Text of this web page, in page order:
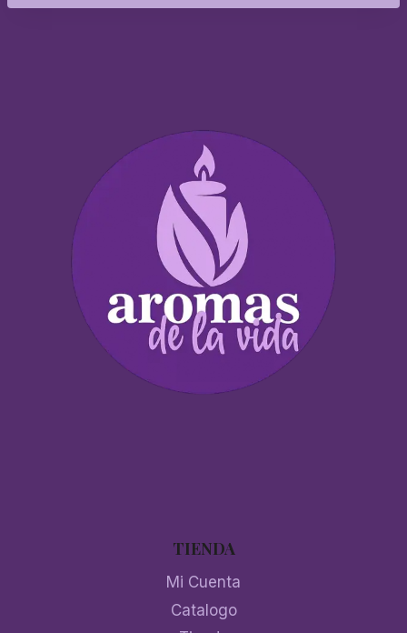
TIENDA
Mi Cuenta
Catalogo